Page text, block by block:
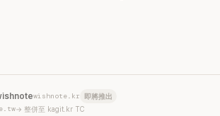
wishnote.kr 即將推出
→ 整併至 kagit.kr TC